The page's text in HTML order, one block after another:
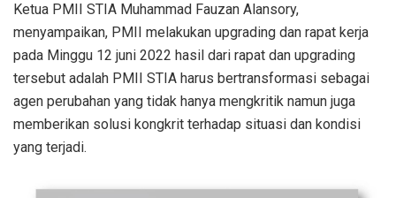
Ketua PMII STIA Muhammad Fauzan Alansory,
menyampaikan, PMII melakukan upgrading dan rapat kerja
pada Minggu 12 juni 2022 hasil dari rapat dan upgrading
tersebut adalah PMII STIA harus bertransformasi sebagai
agen perubahan yang tidak hanya mengkritik namun juga
memberikan solusi kongkrit terhadap situasi dan kondisi
yang terjadi.